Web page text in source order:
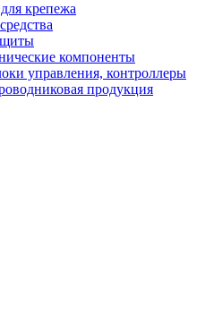
крепежа
компоненты
управления, контроллеры
продукция